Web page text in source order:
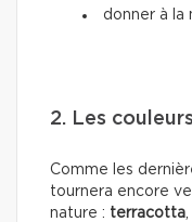
donner à la
2. Les
Comme les
tournera encore
nature : terracotta,